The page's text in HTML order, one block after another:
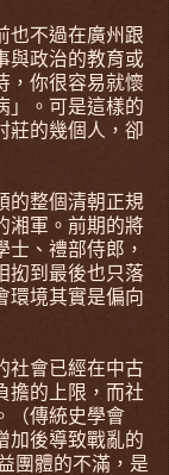
也不過在廣州跟
與政治的教育或
，你很容易就懷
」。可是這樣的
莊的幾個人，卻
的整個清朝正規
湘軍。前期的將
、禮部侍郎，
抝到最後也只落
環境其實是偏向
社會已經在中古
擔的上限，而社
（傳統史學會
加後導致戰亂的
團體的不滿，是